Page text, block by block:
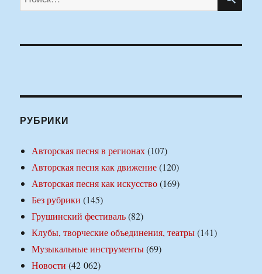
РУБРИКИ
Авторская песня в регионах(107)
Авторская песня как движение(120)
Авторская песня как искусство(169)
Без рубрики (145)
Грушинский фестиваль(82)
Клубы, творческие объединения, театры(141)
Музыкальные инструменты(69)
Новости (42 062)